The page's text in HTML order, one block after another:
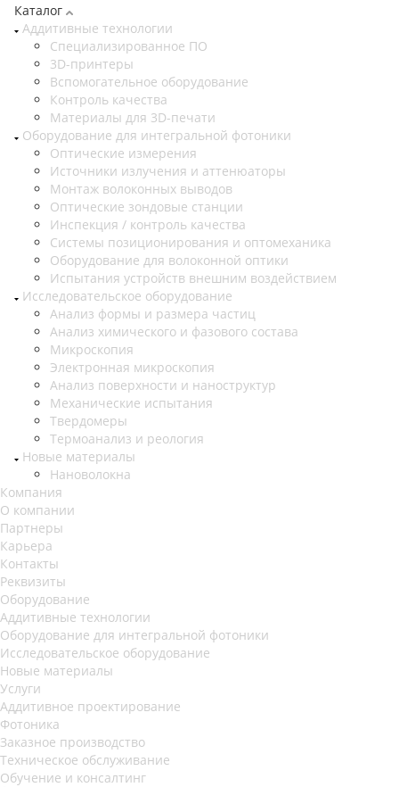
Каталог
Аддитивные технологии
Специализированное ПО
3D-принтеры
Вспомогательное оборудование
Контроль качества
Материалы для 3D-печати
Оборудование для интегральной фотоники
Оптические измерения
Источники излучения и аттенюаторы
Монтаж волоконных выводов
Оптические зондовые станции
Инспекция / контроль качества
Системы позиционирования и оптомеханика
Оборудование для волоконной оптики
Испытания устройств внешним воздействием
Исследовательское оборудование
Анализ формы и размера частиц
Анализ химического и фазового состава
Микроскопия
Электронная микроскопия
Анализ поверхности и наноструктур
Механические испытания
Твердомеры
Термоанализ и реология
Новые материалы
Нановолокна
Компания
О компании
Партнеры
Карьера
Контакты
Реквизиты
Оборудование
Аддитивные технологии
Оборудование для интегральной фотоники
Исследовательское оборудование
Новые материалы
Услуги
Аддитивное проектирование
Фотоника
Заказное производство
Техническое обслуживание
Обучение и консалтинг